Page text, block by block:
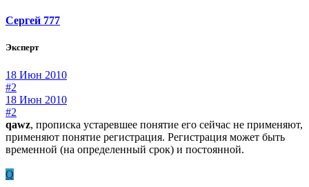
Сергей 777
Эксперт
18 Июн 2010
#2
18 Июн 2010
#2
qawz, прописка устаревшее понятие его сейчас не применяют,
применяют понятие регистрация. Регистрация может быть
временной (на определенный срок) и постоянной.
Q